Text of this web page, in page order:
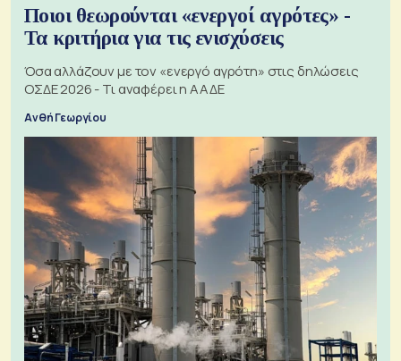
Ποιοι θεωρούνται «ενεργοί αγρότες» -
Τα κριτήρια για τις ενισχύσεις
Όσα αλλάζουν με τον «ενεργό αγρότη» στις δηλώσεις
ΟΣΔΕ 2026 - Τι αναφέρει η ΑΑΔΕ
Ανθή Γεωργίου